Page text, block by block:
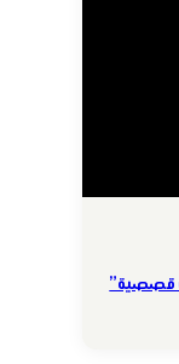
قصصية”